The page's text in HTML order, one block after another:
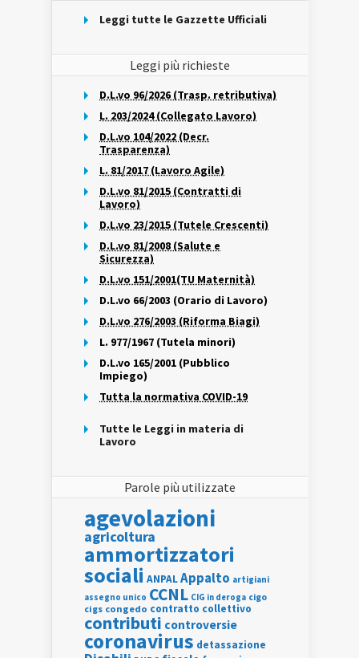
Leggi tutte le Gazzette Ufficiali
Leggi più richieste
D.L.vo 96/2026 (Trasp. retributiva)
L. 203/2024 (Collegato Lavoro)
D.L.vo 104/2022 (Decr.
Trasparenza)
L. 81/2017 (Lavoro Agile)
D.L.vo 81/2015 (Contratti di
Lavoro)
D.L.vo 23/2015 (Tutele Crescenti)
D.L.vo 81/2008 (Salute e
Sicurezza)
D.L.vo 151/2001(TU Maternità)
D.L.vo 66/2003 (Orario di Lavoro)
D.L.vo 276/2003 (Riforma Biagi)
L. 977/1967 (Tutela minori)
D.L.vo 165/2001 (Pubblico
Impiego)
Tutta la normativa COVID-19
Tutte le Leggi in materia di
Lavoro
Parole più utilizzate
agevolazioni
agricoltura
ammortizzatori
sociali ANPALAppalto artigiani
assegno unico CCNL CIG in deroga cigo
cigs congedo contratto collettivo
contributi controversie
coronavirus detassazione